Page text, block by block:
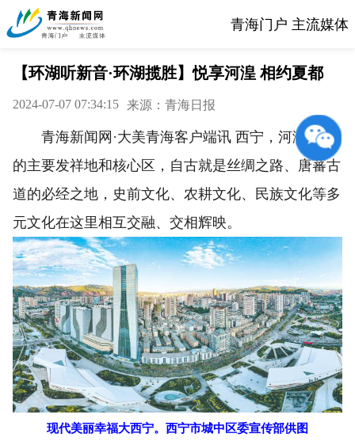
青海门户 主流媒体
【环湖听新音·环湖揽胜】悦享河湟 相约夏都
2024-07-07 07:34:15 来源：青海日报
青海新闻网·大美青海客户端讯 西宁，河湟文化
的主要发祥地和核心区，自古就是丝绸之路、唐蕃古
道的必经之地，史前文化、农耕文化、民族文化等多
元文化在这里相互交融、交相辉映。
现代美丽幸福大西宁。西宁市城中区委宣传部供图